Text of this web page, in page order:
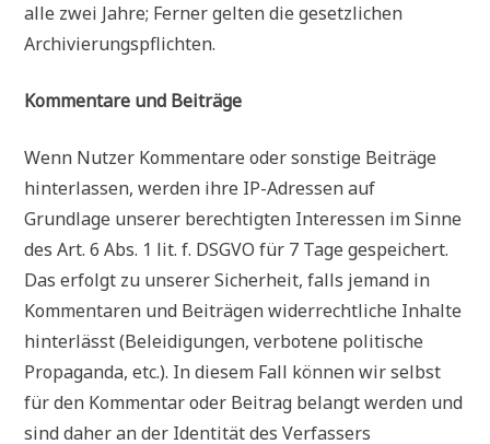
alle zwei Jahre; Ferner gelten die gesetzlichen
Archivierungspflichten.
Kommentare und Beiträge
Wenn Nutzer Kommentare oder sonstige Beiträge
hinterlassen, werden ihre IP-Adressen auf
Grundlage unserer berechtigten Interessen im Sinne
des Art. 6 Abs. 1 lit. f. DSGVO für 7 Tage gespeichert.
Das erfolgt zu unserer Sicherheit, falls jemand in
Kommentaren und Beiträgen widerrechtliche Inhalte
hinterlässt (Beleidigungen, verbotene politische
Propaganda, etc.). In diesem Fall können wir selbst
für den Kommentar oder Beitrag belangt werden und
sind daher an der Identität des Verfassers